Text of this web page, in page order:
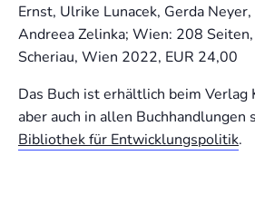
Ernst, Ulrike Lunacek, Gerda
Andreea Zelinka; Wien: 208
Scheriau, Wien 2022, EUR 24,00
Das Buch ist erhältlich beim Verlag
aber auch in allen Buchhandlungen
Bibliothek für Entwicklungspolitik.